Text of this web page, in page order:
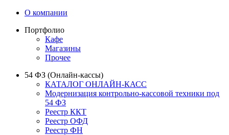
О компании
Портфолио
Кафе
Магазины
Прочее
54 ФЗ (Онлайн-кассы)
КАТАЛОГ ОНЛАЙН-КАСС
Модернизация контрольно-кассовой техники под
54 ФЗ
Реестр ККТ
Реестр ОФД
Реестр ФН